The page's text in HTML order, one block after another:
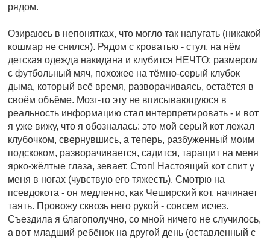
рядом.
Озираюсь в непонятках, что могло так напугать (никакой
кошмар не снился). Рядом с кроватью - стул, на нём
детская одежда накидана и клубится НЕЧТО: размером
с футбольный мяч, похожее на тёмно-серый клубок
дыма, который всё время, разворачиваясь, остаётся в
своём объёме. Мозг-то эту не вписывающуюся в
реальность информацию стал интерпретировать - и вот
я уже вижу, что я обозналась: это мой серый кот лежал
клубочком, свернувшись, а теперь, разбуженный моим
подскоком, разворачивается, садится, таращит на меня
ярко-жёлтые глаза, зевает. Стоп! Настоящий кот спит у
меня в ногах (чувствую его тяжесть). Смотрю на
псевдокота - он медленно, как Чеширский кот, начинает
таять. Провожу сквозь него рукой - совсем исчез.
Съездила я благополучно, со мной ничего не случилось,
а вот младший ребёнок на другой день (оставленный с